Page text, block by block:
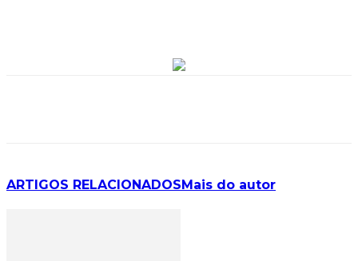
ARTIGOS RELACIONADOS Mais do autor